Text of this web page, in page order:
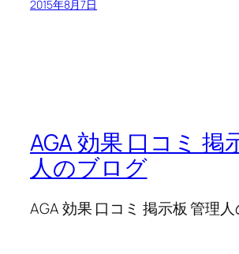
2015年8月7日
AGA 効果 口コミ 掲
人のブログ
AGA 効果 口コミ 掲示板 管理